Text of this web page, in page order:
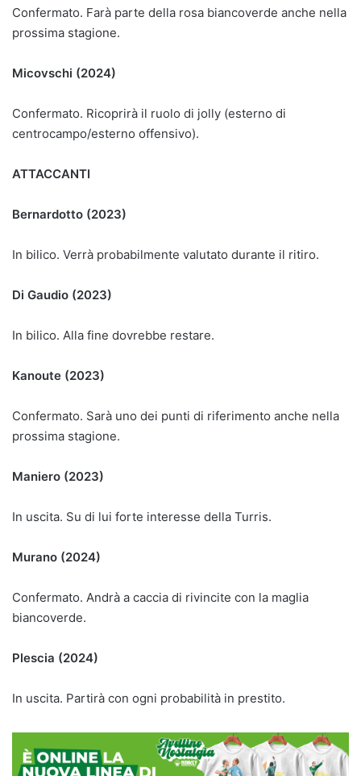
Confermato. Farà parte della rosa biancoverde anche nella
prossima stagione.
Micovschi (2024)
Confermato. Ricoprirà il ruolo di jolly (esterno di
centrocampo/esterno offensivo).
ATTACCANTI
Bernardotto (2023)
In bilico. Verrà probabilmente valutato durante il ritiro.
Di Gaudio (2023)
In bilico. Alla fine dovrebbe restare.
Kanoute (2023)
Confermato. Sarà uno dei punti di riferimento anche nella
prossima stagione.
Maniero (2023)
In uscita. Su di lui forte interesse della Turris.
Murano (2024)
Confermato. Andrà a caccia di rivincite con la maglia
biancoverde.
Plescia (2024)
In uscita. Partirà con ogni probabilità in prestito.